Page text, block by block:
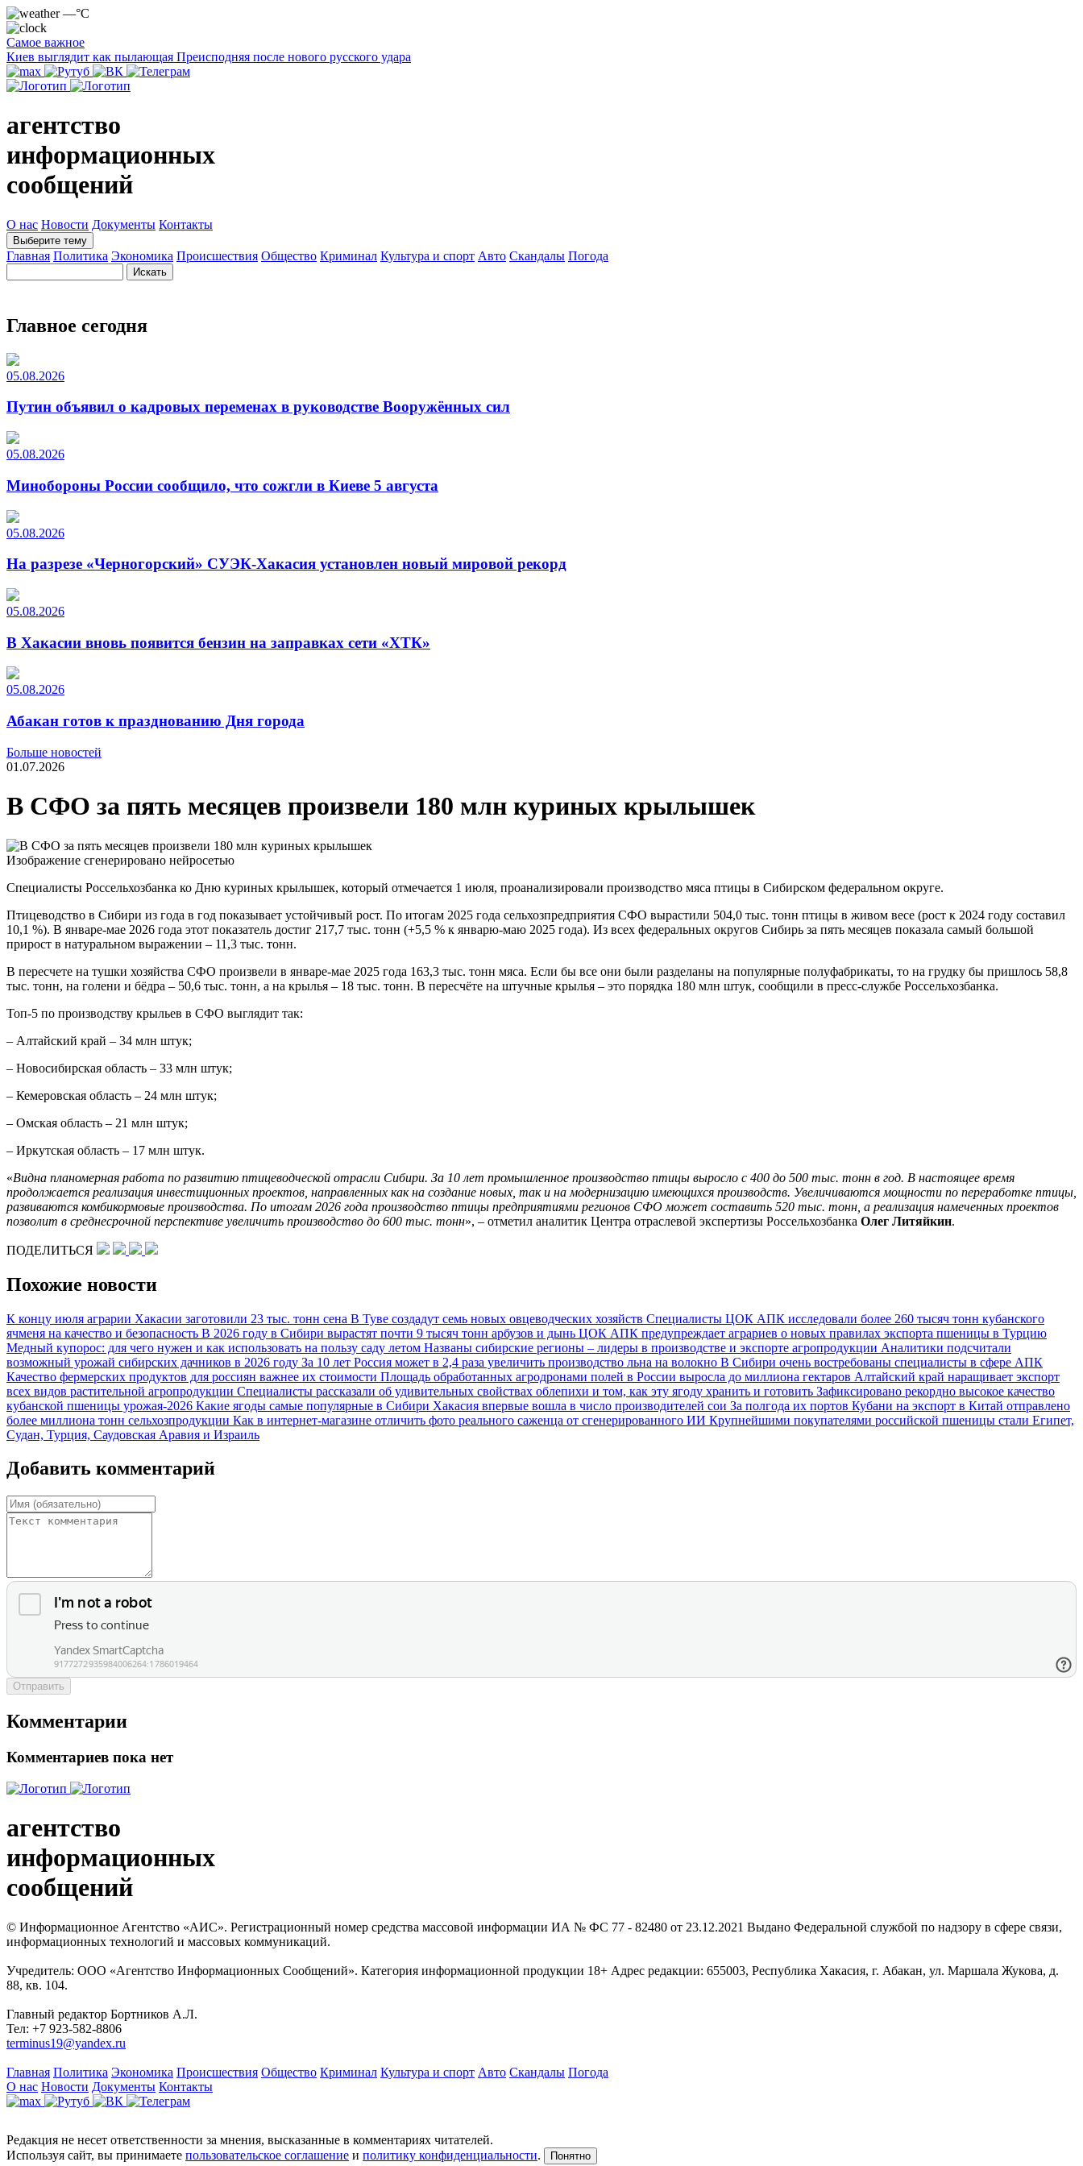
—°C
Самое важное
Киев выглядит как пылающая Преисподняя после нового русского удара
агентство
информационных
сообщений
О нас Новости Документы Контакты
Выберите тему
Главная Политика Экономика Происшествия Общество Криминал Культура и спорт Авто Скандалы Погода
Главное сегодня
05.08.2026
Путин объявил о кадровых переменах в руководстве Вооружённых сил
05.08.2026
Минобороны России сообщило, что сожгли в Киеве 5 августа
05.08.2026
На разрезе «Черногорский» СУЭК-Хакасия установлен новый мировой рекорд
05.08.2026
В Хакасии вновь появится бензин на заправках сети «ХТК»
05.08.2026
Абакан готов к празднованию Дня города
Больше новостей
01.07.2026
В СФО за пять месяцев произвели 180 млн куриных крылышек
Изображение сгенерировано нейросетью
Специалисты Россельхозбанка ко Дню куриных крылышек, который отмечается 1 июля, проанализировали производство мяса птицы в Сибирском федеральном округе.
Птицеводство в Сибири из года в год показывает устойчивый рост. По итогам 2025 года сельхозпредприятия СФО вырастили 504,0 тыс. тонн птицы в живом весе (рост к 2024 году составил
10,1 %). В январе-мае 2026 года этот показатель достиг 217,7 тыс. тонн (+5,5 % к январю-маю 2025 года). Из всех федеральных округов Сибирь за пять месяцев показала самый большой
прирост в натуральном выражении – 11,3 тыс. тонн.
В пересчете на тушки хозяйства СФО произвели в январе-мае 2025 года 163,3 тыс. тонн мяса. Если бы все они были разделаны на популярные полуфабрикаты, то на грудку бы пришлось 58,8
тыс. тонн, на голени и бёдра – 50,6 тыс. тонн, а на крылья – 18 тыс. тонн. В пересчёте на штучные крылья – это порядка 180 млн штук, сообщили в пресс-службе Россельхозбанка.
Топ-5 по производству крыльев в СФО выглядит так:
– Алтайский край – 34 млн штук;
– Новосибирская область – 33 млн штук;
– Кемеровская область – 24 млн штук;
– Омская область – 21 млн штук;
– Иркутская область – 17 млн штук.
«Видна планомерная работа по развитию птицеводческой отрасли Сибири. За 10 лет промышленное производство птицы выросло с 400 до 500 тыс. тонн в год. В настоящее время
продолжается реализация инвестиционных проектов, направленных как на создание новых, так и на модернизацию имеющихся производств. Увеличиваются мощности по переработке птицы,
развиваются комбикормовые производства. По итогам 2026 года производство птицы предприятиями регионов СФО может составить 520 тыс. тонн, а реализация намеченных проектов
позволит в среднесрочной перспективе увеличить производство до 600 тыс. тонн», – отметил аналитик Центра отраслевой экспертизы Россельхозбанка Олег Литяйкин.
ПОДЕЛИТЬСЯ
Похожие новости
К концу июля аграрии Хакасии заготовили 23 тыс. тонн сена В Туве создадут семь новых овцеводческих хозяйств Специалисты ЦОК АПК исследовали более 260 тысяч тонн кубанского
ячменя на качество и безопасность В 2026 году в Сибири вырастят почти 9 тысяч тонн арбузов и дынь ЦОК АПК предупреждает аграриев о новых правилах экспорта пшеницы в Турцию
Медный купорос: для чего нужен и как использовать на пользу саду летом Названы сибирские регионы – лидеры в производстве и экспорте агропродукции Аналитики подсчитали
возможный урожай сибирских дачников в 2026 году За 10 лет Россия может в 2,4 раза увеличить производство льна на волокно В Сибири очень востребованы специалисты в сфере АПК
Качество фермерских продуктов для россиян важнее их стоимости Площадь обработанных агродронами полей в России выросла до миллиона гектаров Алтайский край наращивает экспорт
всех видов растительной агропродукции Специалисты рассказали об удивительных свойствах облепихи и том, как эту ягоду хранить и готовить Зафиксировано рекордно высокое качество
кубанской пшеницы урожая-2026 Какие ягоды самые популярные в Сибири Хакасия впервые вошла в число производителей сои За полгода их портов Кубани на экспорт в Китай отправлено
более миллиона тонн сельхозпродукции Как в интернет-магазине отличить фото реального саженца от сгенерированного ИИ Крупнейшими покупателями российской пшеницы стали Египет,
Судан, Турция, Саудовская Аравия и Израиль
Добавить комментарий
Отправить
Комментарии
Комментариев пока нет
агентство
информационных
сообщений
© Информационное Агентство «АИС». Регистрационный номер средства массовой информации ИА № ФС 77 - 82480 от 23.12.2021 Выдано Федеральной службой по надзору в сфере связи,
информационных технологий и массовых коммуникаций.
Учредитель: ООО «Агентство Информационных Сообщений». Категория информационной продукции 18+ Адрес редакции: 655003, Республика Хакасия, г. Абакан, ул. Маршала Жукова, д.
88, кв. 104.
Главный редактор Бортников А.Л.
Тел: +7 923-582-8806
terminus19@yandex.ru
Главная Политика Экономика Происшествия Общество Криминал Культура и спорт Авто Скандалы Погода
О нас Новости Документы Контакты
Редакция не несет ответственности за мнения, высказанные в комментариях читателей.
Используя сайт, вы принимаете пользовательское соглашение и политику конфиденциальности. Понятно